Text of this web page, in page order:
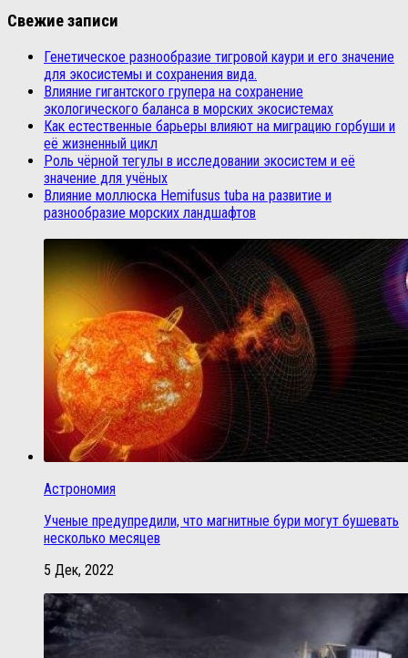
Свежие записи
Генетическое разнообразие тигровой каури и его значение
для экосистемы и сохранения вида.
Влияние гигантского групера на сохранение
экологического баланса в морских экосистемах
Как естественные барьеры влияют на миграцию горбуши и
её жизненный цикл
Роль чёрной тегулы в исследовании экосистем и её
значение для учёных
Влияние моллюска Hemifusus tuba на развитие и
разнообразие морских ландшафтов
Астрономия
Ученые предупредили, что магнитные бури могут бушевать
несколько месяцев
5 Дек, 2022